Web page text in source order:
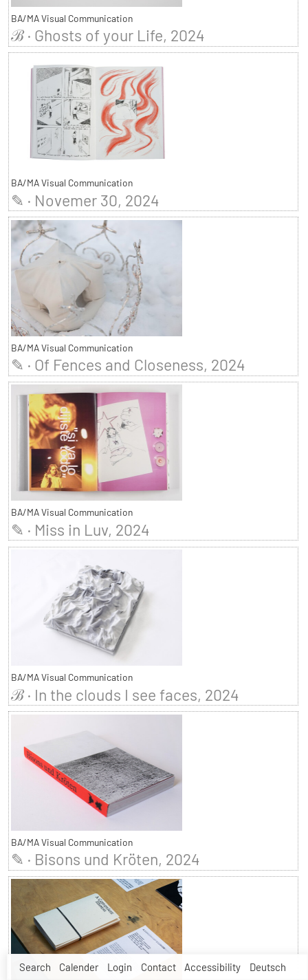
Search Calender Login Contact Accessibility Deutsch
BA/MA Visual Communication
ℬ · Ghosts of your Life, 2024
BA/MA Visual Communication
✎ · Novemer 30, 2024
BA/MA Visual Communication
✎ · Of Fences and Closeness, 2024
BA/MA Visual Communication
✎ · Miss in Luv, 2024
BA/MA Visual Communication
ℬ · In the clouds I see faces, 2024
BA/MA Visual Communication
✎ · Bisons und Kröten, 2024